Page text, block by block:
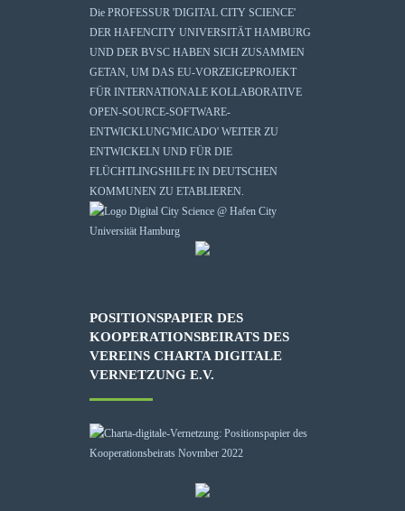
Die PROFESSUR 'DIGITAL CITY SCIENCE'
DER HAFENCITY UNIVERSITÄT HAMBURG
UND DER BVSC HABEN SICH ZUSAMMEN
GETAN, UM DAS EU-VORZEIGEPROJEKT
FÜR INTERNATIONALE KOLLABORATIVE
OPEN-SOURCE-SOFTWARE-
ENTWICKLUNG'MICADO' WEITER ZU
ENTWICKELN UND FÜR DIE
FLÜCHTLINGSHILFE IN DEUTSCHEN
KOMMUNEN ZU ETABLIEREN.
POSITIONSPAPIER DES
KOOPERATIONSBEIRATS DES
VEREINS CHARTA DIGITALE
VERNETZUNG E.V.